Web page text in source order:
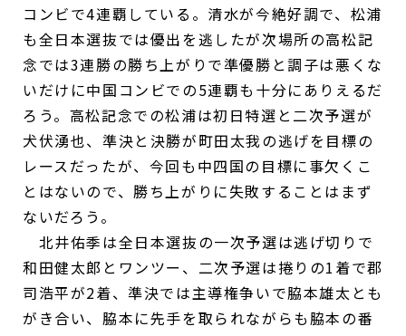
コンビで4連覇している。清水が今絶好調で、松浦
も全日本選抜では優出を逃したが次場所の高松記
念では3連勝の勝ち上がりで準優勝と調子は悪くな
いだけに中国コンビでの5連覇も十分にありえるだ
ろう。高松記念での松浦は初日特選と二次予選が
犬伏湧也、準決と決勝が町田太我の逃げを目標の
レースだったが、今回も中四国の目標に事欠くこ
とはないので、勝ち上がりに失敗することはまず
ないだろう。
北井佑季は全日本選抜の一次予選は逃げ切りで
和田健太郎とワンツー、二次予選は捲りの1着で郡
司浩平が2着、準決では主導権争いで脇本雄太とも
がき合い、脇本に先手を取られながらも脇本の番